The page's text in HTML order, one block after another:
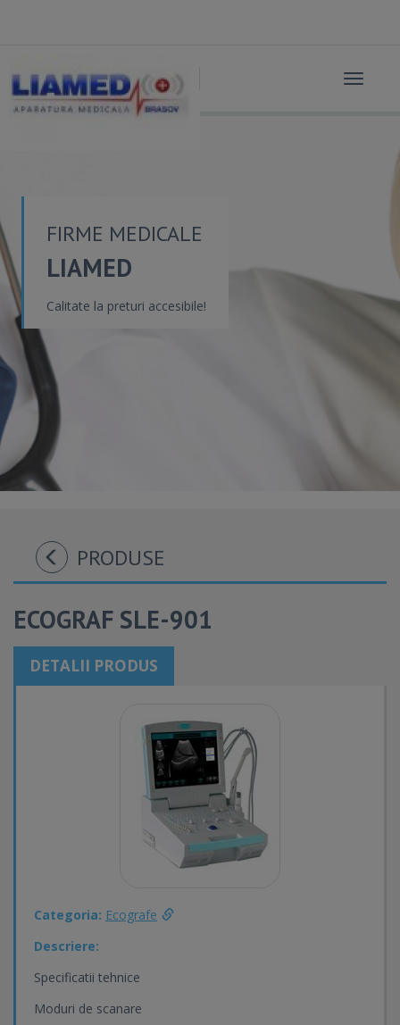
Toggle
FIRME MEDICALE
LIAMED
Calitate la preturi accesibile!
PRODUSE
ECOGRAF SLE-901
DETALII PRODUS
Categoria: Ecografe
Descriere:
Specificatii tehnice
Moduri de scanare